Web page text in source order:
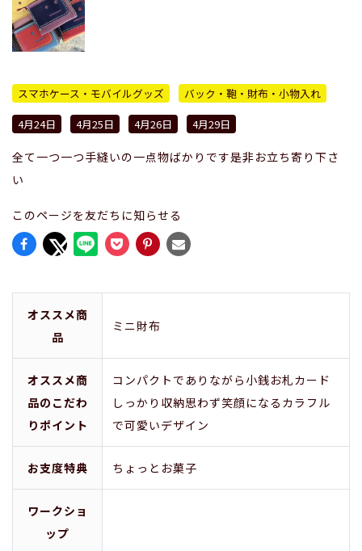
スマホケース・モバイルグッズ
バック・鞄・財布・小物入れ
4月24日
4月25日 4月26日 4月29日
全て一つ一つ手縫いの一点物ばかりです是非お立ち寄り下さ
い
このページを友だちに知らせる
オススメ商
品
ミニ財布
オススメ商
品のこだわ
りポイント
コンパクトでありながら小銭お札カード
しっかり収納思わず笑顔になるカラフル
で可愛いデザイン
お支度特典 ちょっとお菓子
ワークショ
ップ